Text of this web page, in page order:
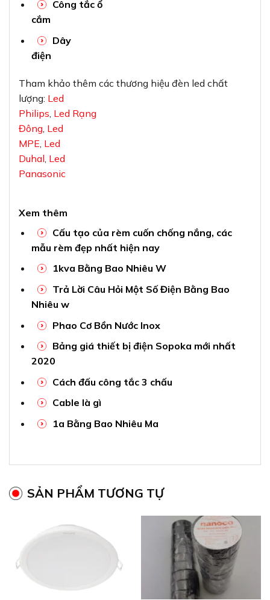
Công tắc ổ
cắm
Dây
điện
Tham khảo thêm các thương hiệu đèn led chất
lượng: Led
Philips Led Rạng
Đông Led
MPE Led
Duhal Led
Panasonic
Xem thêm
Cấu tạo của rèm cuốn chống nắng, các
mẫu rèm đẹp nhất hiện nay
1kva Bằng Bao Nhiêu W
Trả Lời Câu Hỏi Một Số Điện Bằng Bao
Nhiêu w
Phao Cơ Bồn Nước Inox
Bảng giá thiết bị điện Sopoka mới nhất
2020
Cách đấu công tắc 3 chấu
Cable là gì
1a Bằng Bao Nhiêu Ma
SẢN PHẨM TƯƠNG TỰ